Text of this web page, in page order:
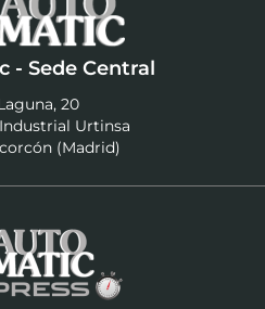
- Sede Central
20
Urtinsa
(Madrid)